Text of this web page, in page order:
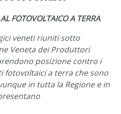
FOTOVOLTAICO A TERRA
veneti riuniti sotto
Veneta dei Produttori
posizione contro i
fotovoltaici a terra che sono
in tutta la Regione e in